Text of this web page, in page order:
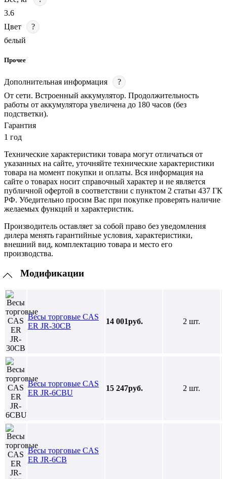
3.6
Цвет
?
белый
Прочее
Дополнительная информация
?
От сети. Встроенный аккумулятор. Продолжительность
работы от аккумулятора увеличена до 180 часов (без
подстветки).
Гарантия
1 год
Технические характеристики товара могут отличаться от
указанных на сайте, уточняйте технические характеристики
товара на момент покупки и оплаты. Вся информация на
сайте о товарах носит справочный характер и не является
публичной офертой в соответствии с пунктом 2 статьи 437 ГК
РФ. Убедительно просим Вас при покупке проверять наличие
желаемых функций и характеристик.
Производитель оставляет за собой право без уведомления
дилера менять гарантийные условия, характеристики,
внешний вид, комплектацию товара и место его
производства.
Модификации
Весы торговые CAS
ER JR-30CB
14 001руб. 2 шт.
Весы торговые CAS
ER JR-6CBU
15 247руб. 2 шт.
Весы торговые CAS
ER JR-6CB